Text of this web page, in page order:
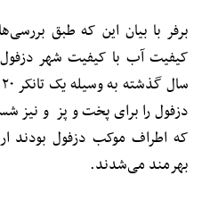
برفر با بیان این که طبق
کیفیت آب با کیفیت شهر
دزفول را برای پخت و پز و نیز
که اطراف موکب دزفول بودند
بهرمند می‌شدند.